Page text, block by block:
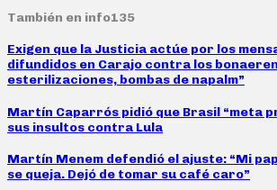
También en info135
Exigen que la Justicia actúe por los
difundidos en Carajo contra los
esterilizaciones, bombas de napalm”
Martín Caparrós pidió que Brasil “meta
sus insultos contra Lula
Martín Menem defendió el ajuste: “Mi
se queja. Dejó de tomar su café caro”